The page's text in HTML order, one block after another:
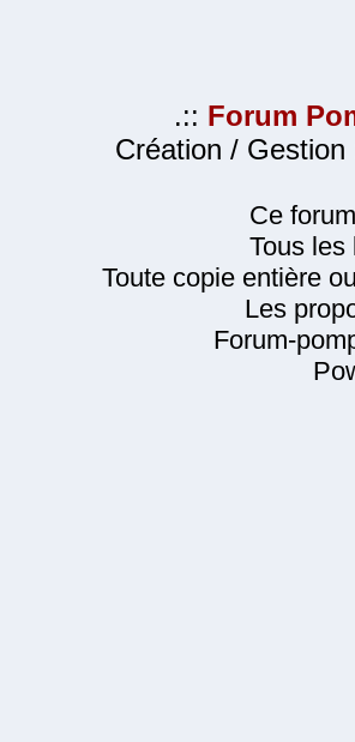
.:: Forum
Création / Gestion
Ce
Tous les
Toute copie entière
Les
Forum-